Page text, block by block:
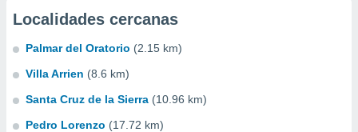
Localidades cercanas
Palmar del Oratorio (2.15 km)
Villa Arrien (8.6 km)
Santa Cruz de la Sierra (10.96 km)
Pedro Lorenzo (17.72 km)